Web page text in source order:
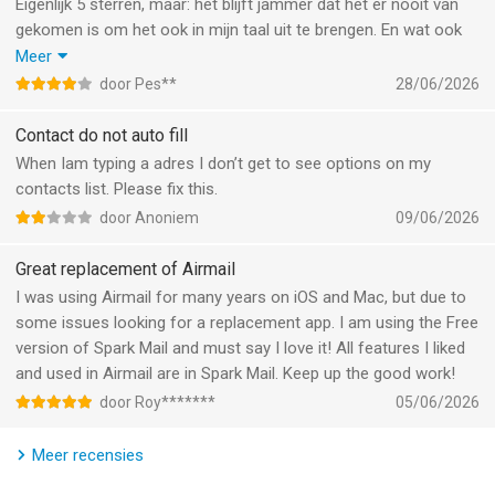
- Combineer Gmail, AOL, Yahoo, Hotmail, iMAP, GMX en iCloud.
AI E-MAILASSISTENT
- Genereer binnen enkele seconden een reactie met snelle AI-
antwoordopties.
- Controleer de tekst, pas de toon aan, herformuleer, breid uit
- Ontvang persoonlijke e-mails met hoge prioriteit bovenaan uw
inbox.
- Nieuwsbrieven en meldingen worden onderaan gerangschikt.
HOUD CONTROLE MET GATEKEEPER
- Screen nieuwe afzenders en beslis wie u mag e-mailen.
Eigenlijk 5 sterren, maar: het blijft jammer dat het er nooit van
gekomen is om het ook in mijn taal uit te brengen. En wat ook
jammer is en daarom die ene ster minder is dat ongewenste
lieden blokkeren alleen kan met een betaalde versie, ik ben
de gratis periode bekwam heb ik het naast mijn Apple Mail met
veel plezier gebruikt en nog, maar als particulier kan ik er geen
vaste lasten bij hebben, ik zou veel liever éénmalig een wat
hoger bedrag voor de app betalen dan de maand of jaar
zonder zo’n blokkade mogelijkheid. Gelukkig krijg ik niet zoveel
spam en phishing op de hier gebruikte mail adressen, maar als
het net zoveel zou zijn als in mijn Apple mail, dan zou het echt
nodig zijn.
Meer
door Pes** 28/06/2026
Contact do not auto fill
When Iam typing a adres I don’t get to see options on my
contacts list. Please fix this.
door Anoniem 09/06/2026
Great replacement of Airmail
I was using Airmail for many years on iOS and Mac, but due to
some issues looking for a replacement app. I am using the Free
version of Spark Mail and must say I love it! All features I liked
and used in Airmail are in Spark Mail. Keep up the good work!
door Roy******* 05/06/2026
Meer recensies